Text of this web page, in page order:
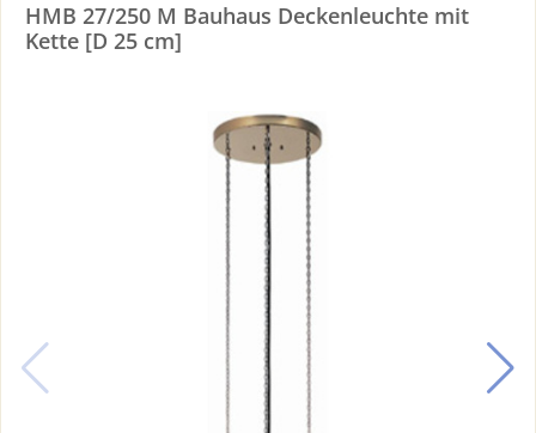
HMB 27/250 M Bauhaus Deckenleuchte mit
Kette [D 25 cm]